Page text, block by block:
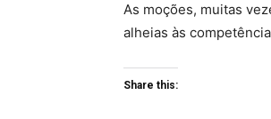
As moções, muitas
alheias às
Share this: